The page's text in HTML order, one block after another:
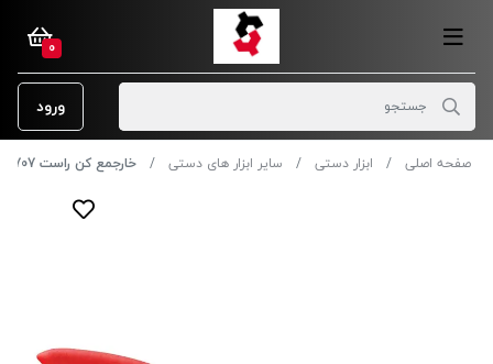
0
ورود
صفحه اصلی ابزار دستی سایر ابزار های دستی خارجمع کن راست 1707 رونیکس